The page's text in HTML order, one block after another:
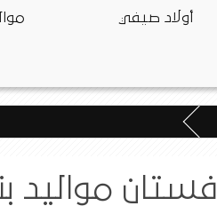
أولاد صيفي
فستان مواليد